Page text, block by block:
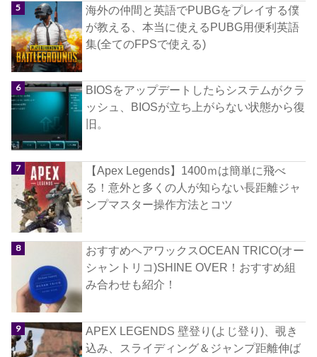
海外の仲間と英語でPUBGをプレイする僕
が教える、本当に使えるPUBG用便利英語
集(全てのFPSで使える)
BIOSをアップデートしたらシステムがクラ
ッシュ、BIOSが立ち上がらない状態から復
旧。
【Apex Legends】1400ｍは簡単に飛べ
る！意外と多くの人が知らない長距離ジャ
ンプマスター操作方法とコツ
おすすめヘアワックスOCEAN TRICO(オー
シャントリコ)SHINE OVER！おすすめ組
み合わせも紹介！
APEX LEGENDS 壁登り(よじ登り)、覗き
込み、スライディング＆ジャンプ距離伸ば